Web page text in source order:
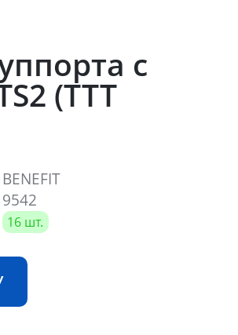
с
(TTT
BENEFIT
9542
16 шт.